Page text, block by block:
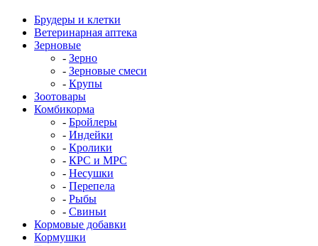
Брудеры и клетки
Ветеринарная аптека
Зерновые
Зерно
Зерновые смеси
Крупы
Зоотовары
Комбикорма
Бройлеры
Индейки
Кролики
КРС и МРС
Несушки
Перепела
Рыбы
Свиньи
Кормовые добавки
Кормушки